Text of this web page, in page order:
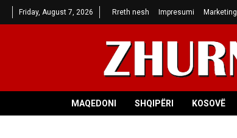
Friday, August 7, 2026 Rreth nesh Impresumi Marketing
MAQEDONI SHQIPËRI KOSOVË